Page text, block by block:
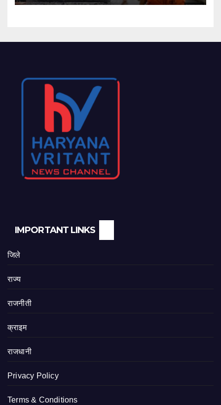
IMPORTANT LINKS
जिले
राज्य
राजनीती
क्राइम
राजधानी
Privacy Policy
Terms & Conditions